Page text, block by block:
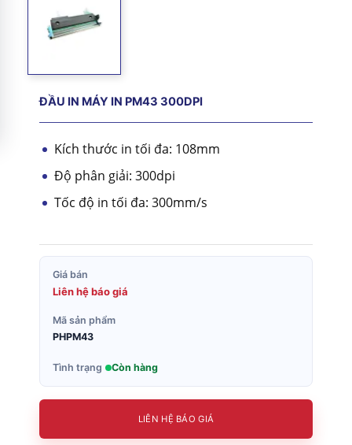
ĐẦU IN MÁY IN PM43 300DPI
Kích thước in tối đa: 108mm
Độ phân giải: 300dpi
Tốc độ in tối đa: 300mm/s
Giá bán
Liên hệ báo giá
Mã sản phẩm
PHPM43
Tình trạng Còn hàng
LIÊN HỆ BÁO GIÁ